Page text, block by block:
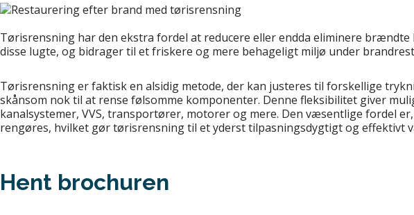
Tørisrensning har den ekstra fordel at reducere eller endda eliminere
disse lugte, og bidrager til et friskere og mere behageligt miljø under
Tørisrensning er faktisk en alsidig metode, der kan justeres til forskellige
skånsom nok til at rense følsomme komponenter. Denne fleksibilitet giver
kanalsystemer, VVS, transportører, motorer og mere. Den væsentlige fordel
rengøres, hvilket gør tørisrensning til et yderst tilpasningsdygtigt og effektivt
Hent brochuren